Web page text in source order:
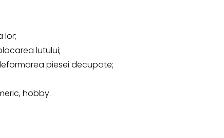
lor;
lutului;
piesei decupate;
hobby.